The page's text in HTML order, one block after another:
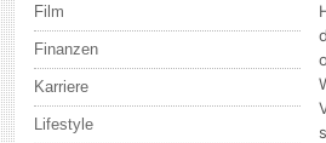
Film
Finanzen
Karriere
Lifestyle